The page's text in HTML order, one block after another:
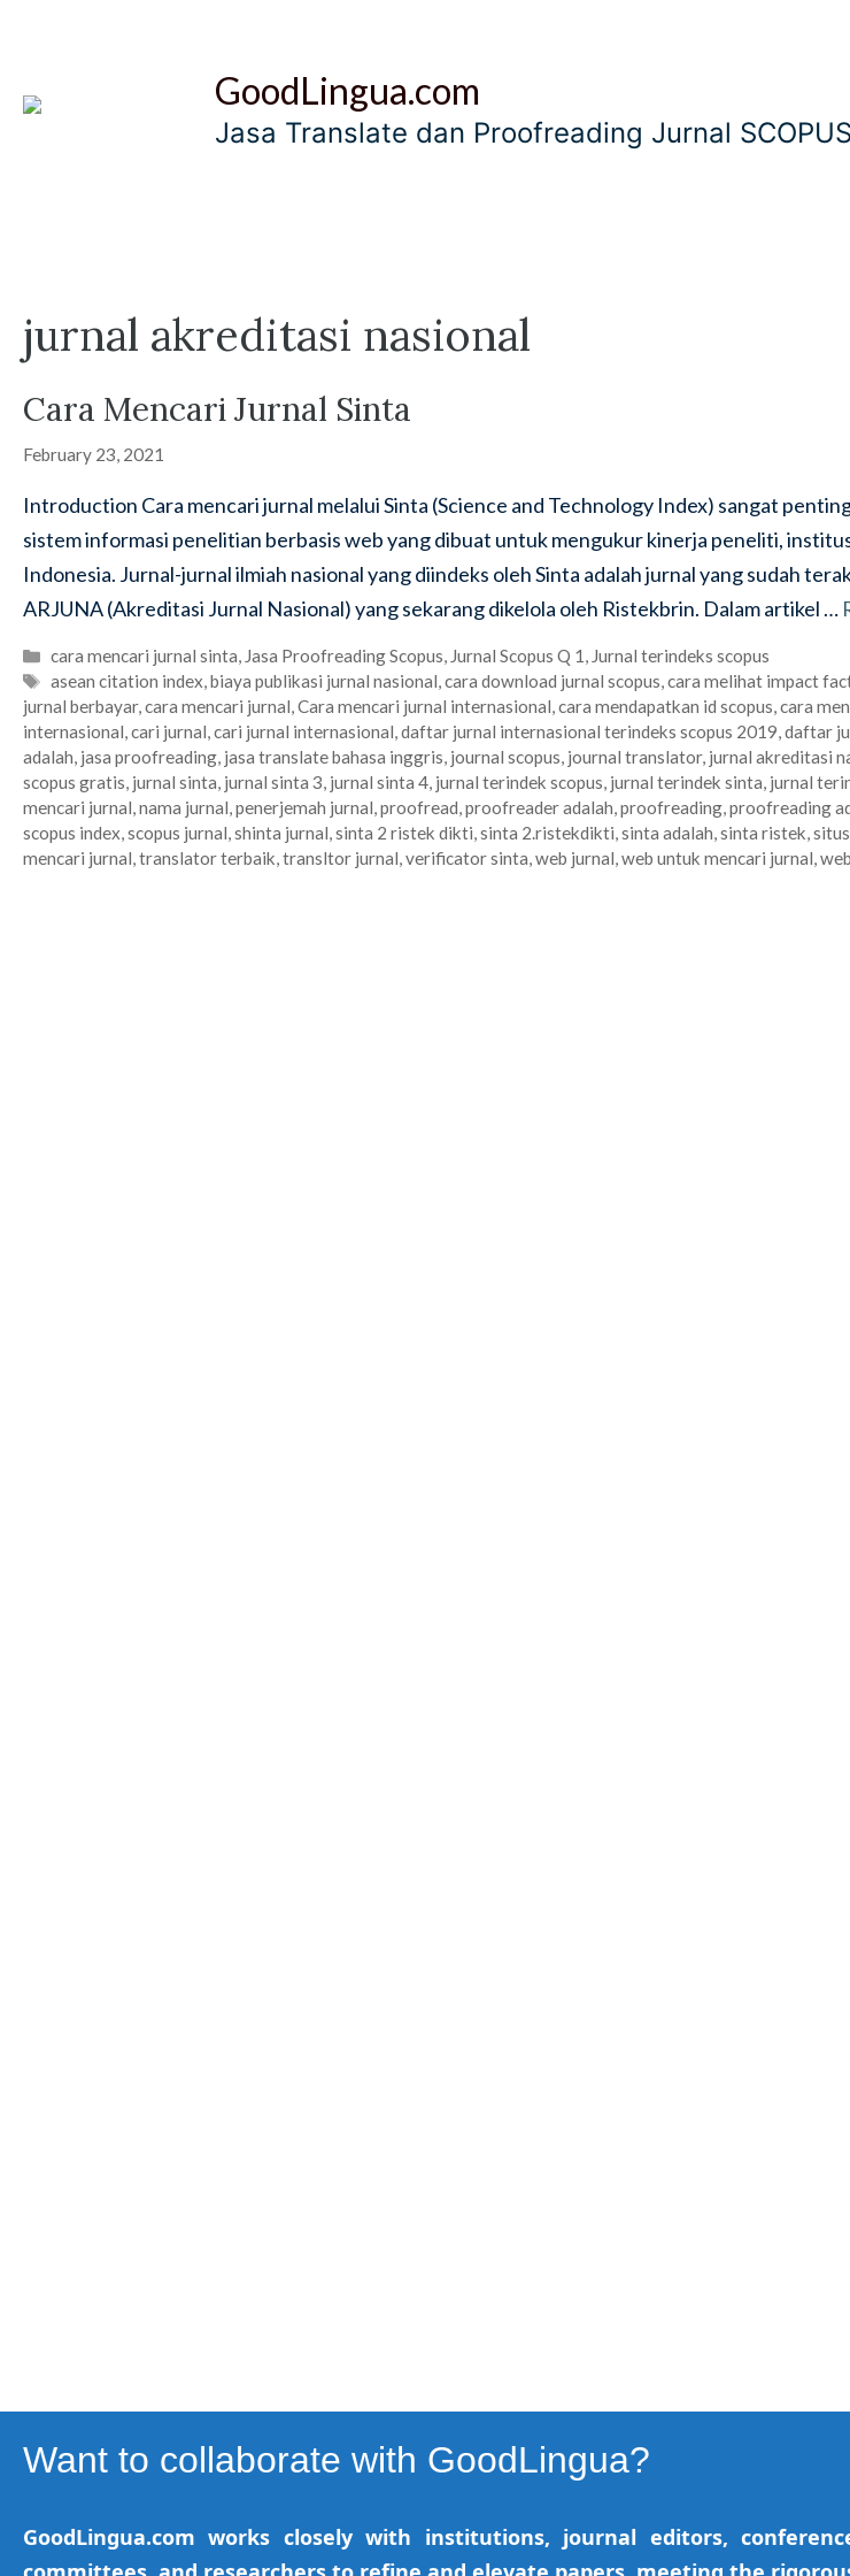
GoodLingua.com
Jasa Translate dan Proofreading Jurnal SCOPUS
jurnal akreditasi nasional
Cara Mencari Jurnal Sinta
February 23, 2021
Introduction Cara mencari jurnal melalui Sinta (Science and Technology Index) sangat
sistem informasi penelitian berbasis web yang dibuat untuk mengukur kinerja peneliti,
Indonesia. Jurnal-jurnal ilmiah nasional yang diindeks oleh Sinta adalah jurnal yang sudah
ARJUNA (Akreditasi Jurnal Nasional) yang sekarang dikelola oleh Ristekbrin. Dalam artikel …
Categories
cara mencari jurnal sinta, Jasa Proofreading Scopus, Jurnal Scopus Q 1, Jurnal terindeks scopus
Tags
asean citation index,biaya publikasi jurnal nasional,cara download jurnal scopus,cara melihat impact
jurnal berbayar,cara mencari jurnal,Cara mencari jurnal internasional,cara mendapatkan id scopus,cara
internasional,cari jurnal,cari jurnal internasional,daftar jurnal internasional terindeks scopus 2019,daftar
adalah, jasa proofreading, jasa translate bahasa inggris, journal scopus, journal translator, jurnal akreditasi
scopus gratis, jurnal sinta, jurnal sinta 3, jurnal sinta 4, jurnal terindek scopus, jurnal terindek sinta, jurnal
mencari jurnal,nama jurnal,penerjemah jurnal,proofread,proofreader adalah,proofreading,proofreading
scopus index,scopus jurnal,shinta jurnal,sinta 2 ristek dikti,sinta 2.ristekdikti,sinta adalah,sinta ristek,
mencari jurnal,translator terbaik,transltor jurnal,verificator sinta,web jurnal,web untuk mencari jurnal,
Want to collaborate with GoodLingua?
GoodLingua.com works closely with institutions, journal editors,